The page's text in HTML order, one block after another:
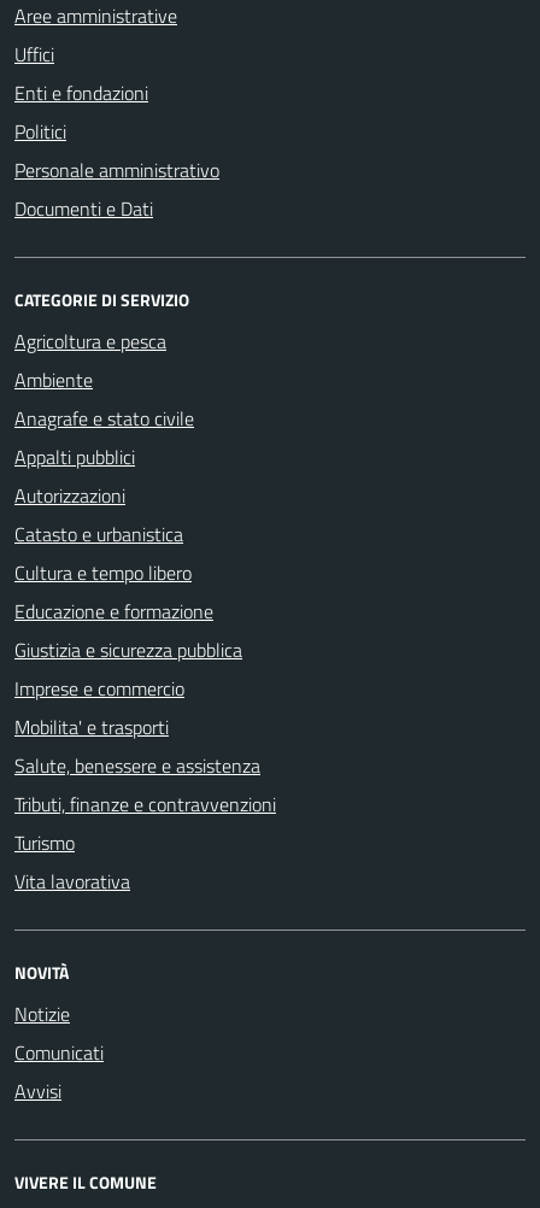
Aree amministrative
Uffici
Enti e fondazioni
Politici
Personale amministrativo
Documenti e Dati
CATEGORIE DI SERVIZIO
Agricoltura e pesca
Ambiente
Anagrafe e stato civile
Appalti pubblici
Autorizzazioni
Catasto e urbanistica
Cultura e tempo libero
Educazione e formazione
Giustizia e sicurezza pubblica
Imprese e commercio
Mobilita' e trasporti
Salute, benessere e assistenza
Tributi, finanze e contravvenzioni
Turismo
Vita lavorativa
NOVITÀ
Notizie
Comunicati
Avvisi
VIVERE IL COMUNE